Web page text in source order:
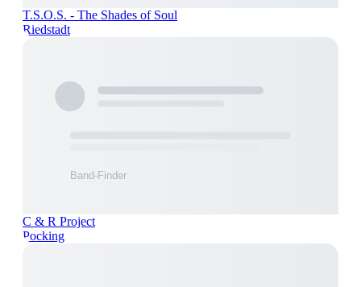
T.S.O.S. - The Shades of Soul
Riedstadt
C & R Project
Pocking